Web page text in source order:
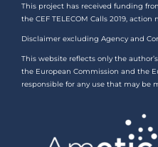
This project has received funding
the CEF TELECOM Calls 2019, action
Disclaimer excluding Agency and
This website reflects only the
the European Commission and the
responsible for any use that may be